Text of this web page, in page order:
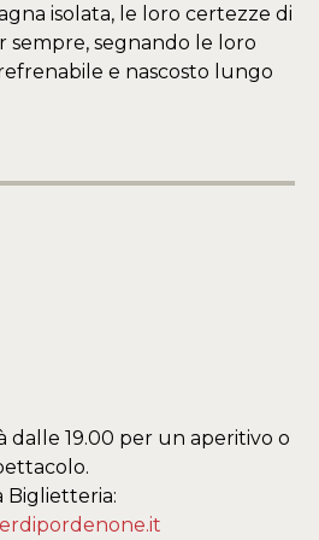
isolata, le loro certezze di
sempre, segnando le loro
e nascosto lungo
dalle 19.00 per un aperitivo o
Biglietteria: